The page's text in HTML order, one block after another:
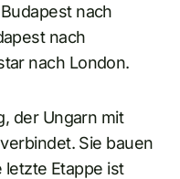
nach
nach
nach London.
der Ungarn mit
Sie bauen
letzte Etappe ist